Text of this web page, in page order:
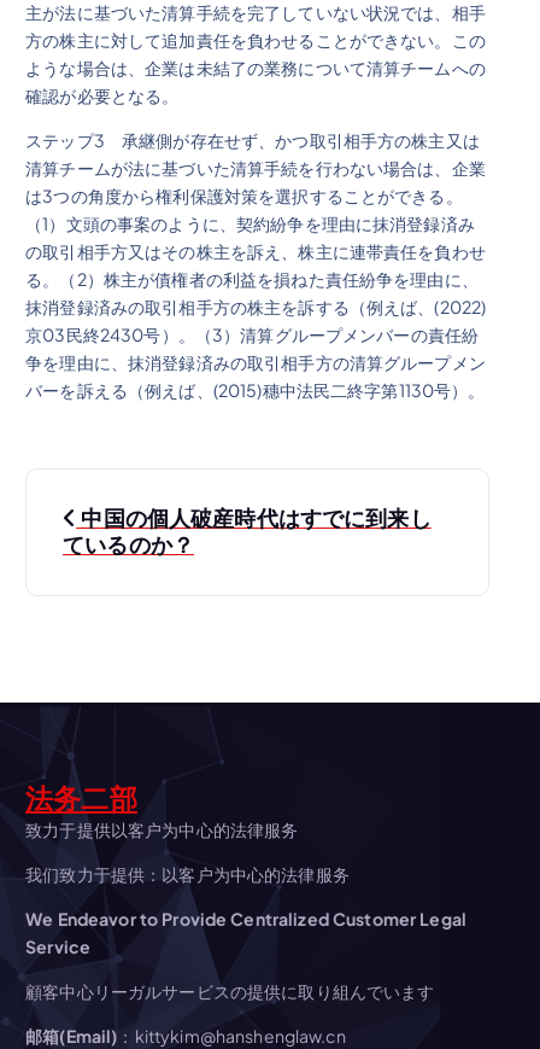
主が法に基づいた清算手続を完了していない状況では、相手
方の株主に対して追加責任を負わせることができない。この
ような場合は、企業は未結了の業務について清算チームへの
確認が必要となる。
ステップ3 承継側が存在せず、かつ取引相手方の株主又は
清算チームが法に基づいた清算手続を行わない場合は、企業
は3つの角度から権利保護対策を選択することができる。
（1）文頭の事案のように、契約紛争を理由に抹消登録済み
の取引相手方又はその株主を訴え、株主に連帯責任を負わせ
る。（2）株主が債権者の利益を損ねた責任紛争を理由に、
抹消登録済みの取引相手方の株主を訴する（例えば、(2022)
京03民終2430号）。（3）清算グループメンバーの責任紛
争を理由に、抹消登録済みの取引相手方の清算グループメン
バーを訴える（例えば、(2015)穗中法民二終字第1130号）。
投
稿
ゲ
ー
シ
ョ
ン
中国の個人破産時代はすでに到来し
ているのか？
法务二部
致力于提供以客户为中心的法律服务
我们致力于提供：以客户为中心的法律服务
We Endeavor to Provide Centralized Customer Legal
Service
顧客中心リーガルサービスの提供に取り組んでいます
邮箱(Email) ：kittykim@hanshenglaw.cn